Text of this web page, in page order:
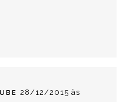
28/12/2015 às